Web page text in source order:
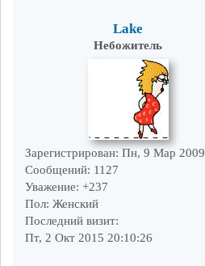
Lake
Небожитель
Зарегистрирован: Пн, 9 Мар 2009
Сообщений: 1127
Уважение: +237
Пол: Женский
Последний визит:
Пт, 2 Окт 2015 20:10:26